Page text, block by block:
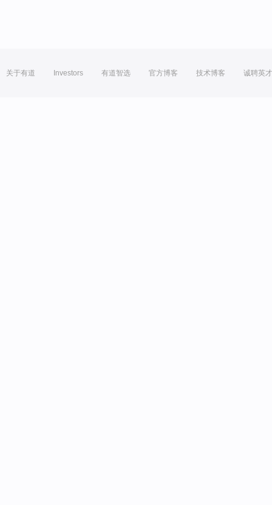
关于有道 Investors 有道智选 官方博客 技术博客 诚聘英才